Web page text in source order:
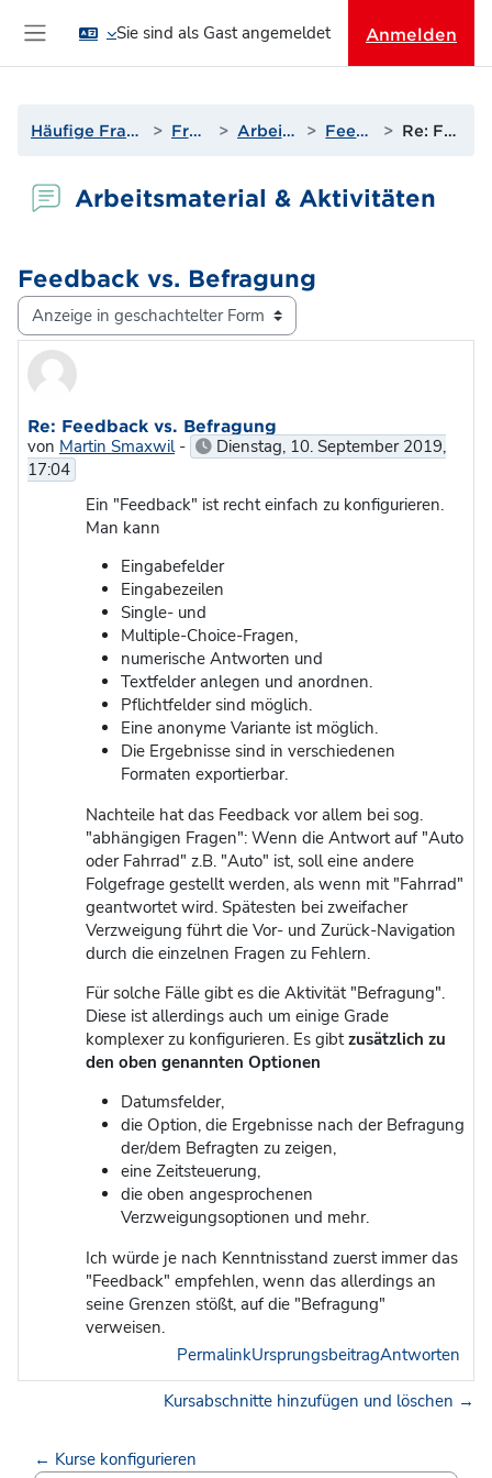
Sie sind als Gast angemeldet Anmelden
Häufige Fragen & Support zur Lernplattform Fragen? Antworten! Arbeitsmaterial & Aktivitäten Feedback vs. Befragung Re: Feedback vs. Befragung
Arbeitsmaterial & Aktivitäten
Feedback vs. Befragung
Anzeigemodus
Re: Feedback vs. Befragung
von Martin Smaxwil-
Dienstag, 10. September 2019,
17:04
Ein "Feedback" ist recht einfach zu konfigurieren.
Man kann
Eingabefelder
Eingabezeilen
Single- und
Multiple-Choice-Fragen,
numerische Antworten und
Textfelder anlegen und anordnen.
Pflichtfelder sind möglich.
Eine anonyme Variante ist möglich.
Die Ergebnisse sind in verschiedenen
Formaten exportierbar.
Nachteile hat das Feedback vor allem bei sog.
"abhängigen Fragen": Wenn die Antwort auf "Auto
oder Fahrrad" z.B. "Auto" ist, soll eine andere
Folgefrage gestellt werden, als wenn mit "Fahrrad"
geantwortet wird. Spätesten bei zweifacher
Verzweigung führt die Vor- und Zurück-Navigation
durch die einzelnen Fragen zu Fehlern.
Für solche Fälle gibt es die Aktivität "Befragung".
Diese ist allerdings auch um einige Grade
komplexer zu konfigurieren. Es gibtzusätzlich zu
den oben genannten Optionen
Datumsfelder,
die Option, die Ergebnisse nach der Befragung
der/dem Befragten zu zeigen,
eine Zeitsteuerung,
die oben angesprochenen
Verzweigungsoptionen und mehr.
Ich würde je nach Kenntnisstand zuerst immer das
"Feedback" empfehlen, wenn das allerdings an
seine Grenzen stößt, auf die "Befragung"
verweisen.
PermalinkUrsprungsbeitragAntworten
Kursabschnitte hinzufügen und löschen →
← Kurse konfigurieren